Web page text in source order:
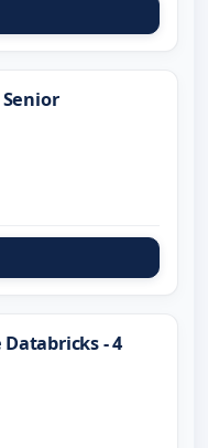
- 4